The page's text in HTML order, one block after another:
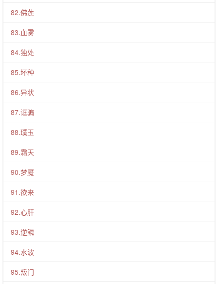
82.佛莲
83.血雾
84.独处
85.坏种
86.异状
87.诓骗
88.璞玉
89.霜天
90.梦魇
91.欲来
92.心肝
93.逆鳞
94.水波
95.叛门